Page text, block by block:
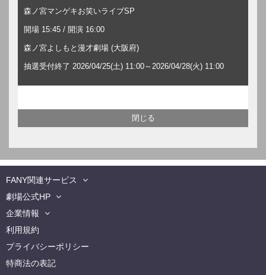
森ノ宮マンゲキお笑いライブSP
開場 15:45 / 開演 16:00
森ノ宮よしもと漫才劇場 (大阪府)
抽選受付終了 2026/04/25(土) 11:00～2026/04/28(火) 11:00
FANY関連サービス
劇場公式HP
企業情報
利用規約
プライバシーポリシー
特商法の表記